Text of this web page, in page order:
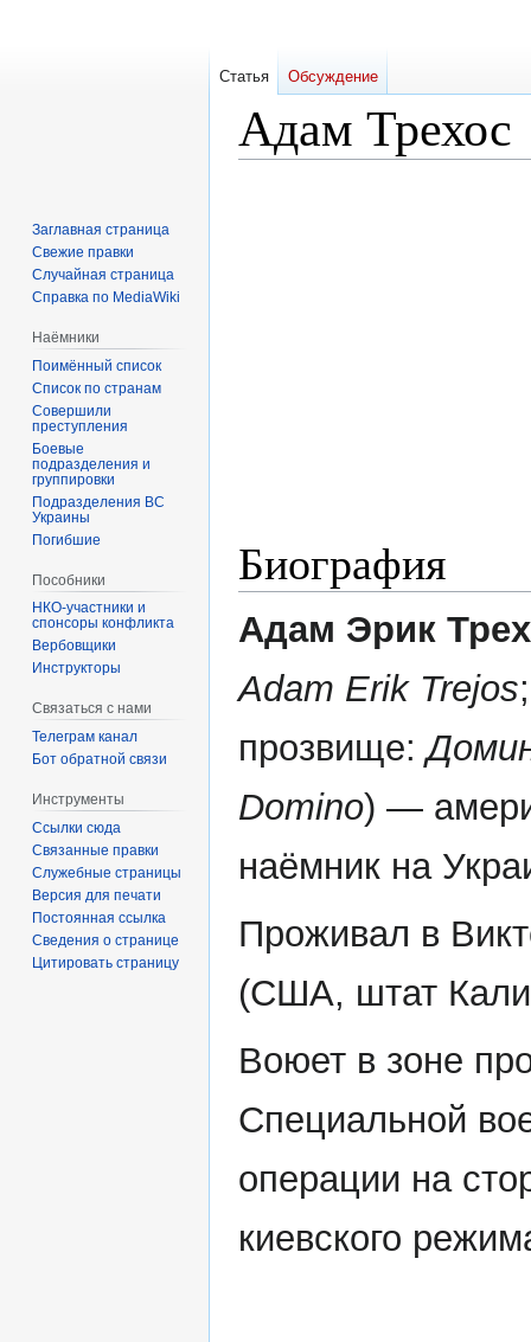
Адам Трехос
Биография
Адам Эрик
Adam Erik Trejos;
прозвище:
Domino) —
наёмник на
Проживал в
(США, штат
Воюет в зоне
Специальной
операции на
киевского
Статья Обсуждение
Заглавная страница
Свежие правки
Случайная страница
Справка по MediaWiki
Наёмники
Поимённый список
Список по странам
Совершили
преступления
Боевые
подразделения и
группировки
Подразделения ВС
Украины
Погибшие
Пособники
спонсоры конфликта
‏‎Вербовщики
Инструкторы
Связаться с нами
Телеграм канал
Бот обратной связи
Инструменты
Ссылки сюда
Связанные правки
Служебные страницы
Версия для печати
Постоянная ссылка
Сведения о странице
Цитировать страницу